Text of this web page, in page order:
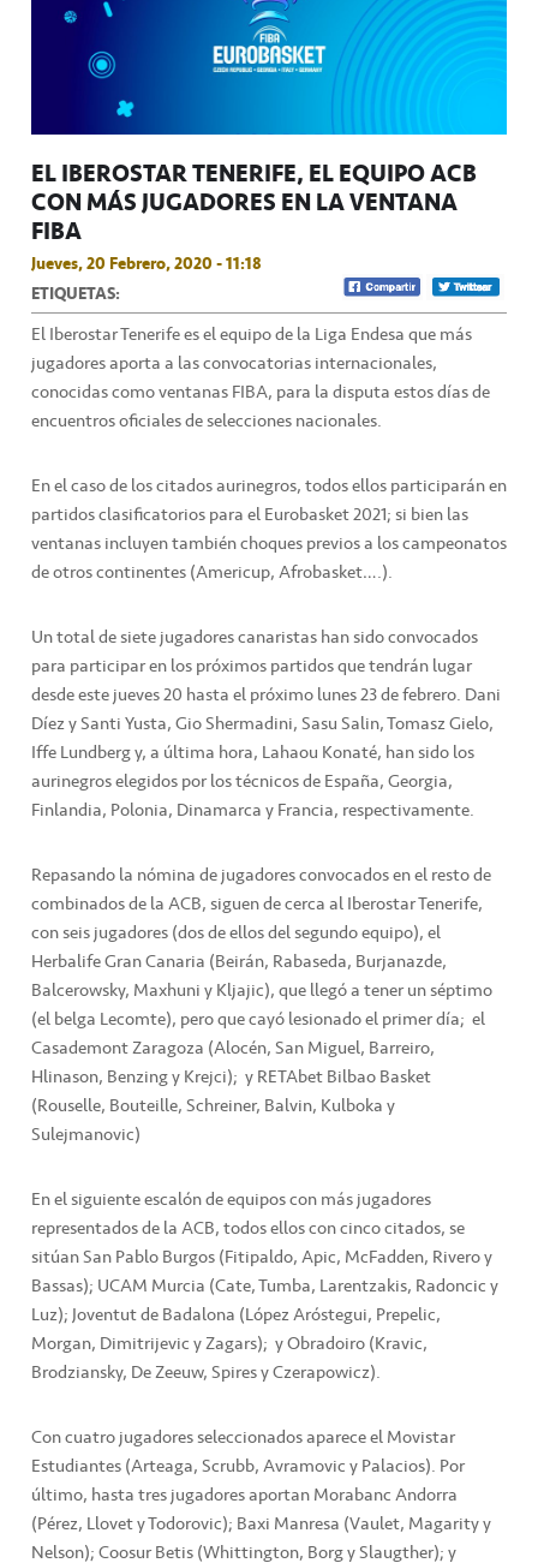
EL IBEROSTAR TENERIFE, EL EQUIPO ACB
CON MÁS JUGADORES EN LA VENTANA
FIBA
Jueves, 20 Febrero, 2020 - 11:18
ETIQUETAS:
El Iberostar Tenerife es el equipo de la Liga Endesa que más
jugadores aporta a las convocatorias internacionales,
conocidas como ventanas FIBA, para la disputa estos días de
encuentros oficiales de selecciones nacionales.
En el caso de los citados aurinegros, todos ellos participarán en
partidos clasificatorios para el Eurobasket 2021; si bien las
ventanas incluyen también choques previos a los campeonatos
de otros continentes (Americup, Afrobasket….).
Un total de siete jugadores canaristas han sido convocados
para participar en los próximos partidos que tendrán lugar
desde este jueves 20 hasta el próximo lunes 23 de febrero. Dani
Díez y Santi Yusta, Gio Shermadini, Sasu Salin, Tomasz Gielo,
Iffe Lundberg y, a última hora, Lahaou Konaté, han sido los
aurinegros elegidos por los técnicos de España, Georgia,
Finlandia, Polonia, Dinamarca y Francia, respectivamente.
Repasando la nómina de jugadores convocados en el resto de
combinados de la ACB, siguen de cerca al Iberostar Tenerife,
con seis jugadores (dos de ellos del segundo equipo), el
Herbalife Gran Canaria (Beirán, Rabaseda, Burjanazde,
Balcerowsky, Maxhuni y Kljajic), que llegó a tener un séptimo
(el belga Lecomte), pero que cayó lesionado el primer día; el
Casademont Zaragoza (Alocén, San Miguel, Barreiro,
Hlinason, Benzing y Krejci); y RETAbet Bilbao Basket
(Rouselle, Bouteille, Schreiner, Balvin, Kulboka y
Sulejmanovic)
En el siguiente escalón de equipos con más jugadores
representados de la ACB, todos ellos con cinco citados, se
sitúan San Pablo Burgos (Fitipaldo, Apic, McFadden, Rivero y
Bassas); UCAM Murcia (Cate, Tumba, Larentzakis, Radoncic y
Luz); Joventut de Badalona (López Aróstegui, Prepelic,
Morgan, Dimitrijevic y Zagars); y Obradoiro (Kravic,
Brodziansky, De Zeeuw, Spires y Czerapowicz).
Con cuatro jugadores seleccionados aparece el Movistar
Estudiantes (Arteaga, Scrubb, Avramovic y Palacios). Por
último, hasta tres jugadores aportan Morabanc Andorra
(Pérez, Llovet y Todorovic); Baxi Manresa (Vaulet, Magarity y
Nelson); Coosur Betis (Whittington, Borg y Slaugther); y